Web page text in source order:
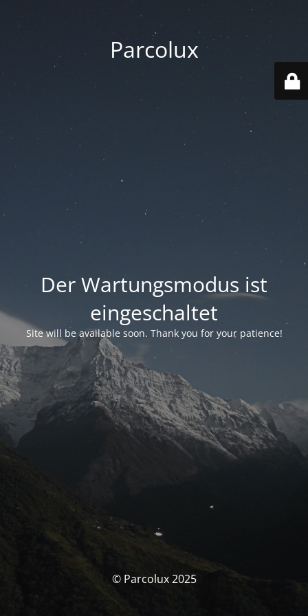
Parcolux
Der Wartungsmodus ist
eingeschaltet
Site will be available soon. Thank you for your patience!
© Parcolux 2025